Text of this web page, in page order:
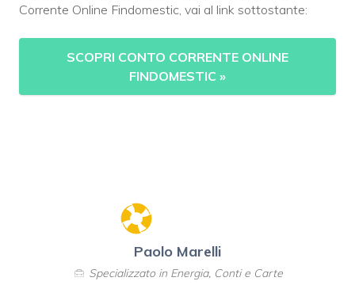
Corrente Online Findomestic, vai al link sottostante:
SCOPRI CONTO CORRENTE ONLINE
FINDOMESTIC »
Paolo Marelli
Specializzato in Energia, Conti e Carte